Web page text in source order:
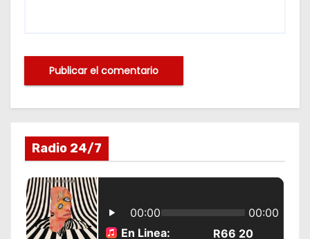
Radio 24/7